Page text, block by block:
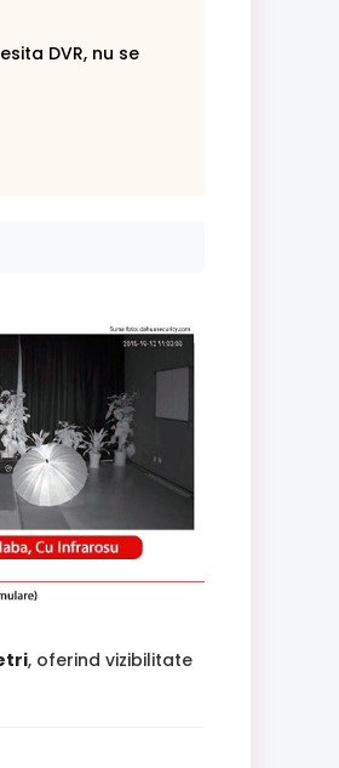
DVR, nu se
, oferind vizibilitate